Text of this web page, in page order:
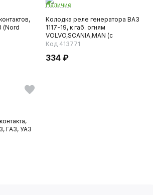
(Nord
Наличие
Колодка реле генератора ВАЗ
1117-19, к габ. огням
VOLVO,SCANIA,MAN (с
провода...
Код 413771
334 ₽
ГАЗ, УАЗ